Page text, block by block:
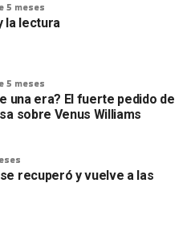
5 meses
la lectura
5 meses
una era? El fuerte pedido de
sobre Venus Williams
recuperó y vuelve a las